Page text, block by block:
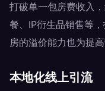
打破单一包房费收入
餐、IP衍生品销售等
房的溢价能力也为提
本地化线上引流